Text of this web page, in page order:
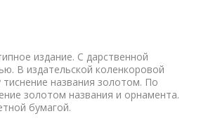
издание. С дарственной
В издательской коленкоровой
названия золотом. По
золотом названия и орнамента.
бумагой.